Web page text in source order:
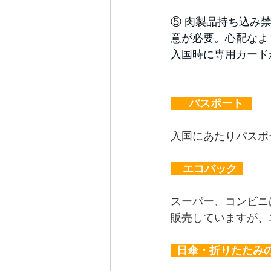
⑤ 肉製品持ち込み
意が必要。心配な
入国時に専用カー
パスポート
入国にあたりパス
エコバック
スーパー、コンビ
販売していますが
日傘・折りたた